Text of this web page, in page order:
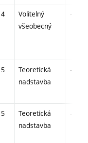
4
Volitelný
všeobecný
-
5
Teoretická
nadstavba
-
5
Teoretická
nadstavba
-